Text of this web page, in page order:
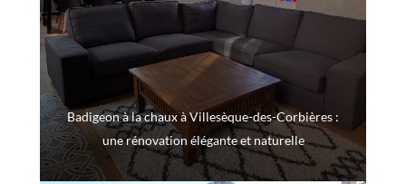
Badigeon à la chaux à Villesèque-des-Corbières :
une rénovation élégante et naturelle